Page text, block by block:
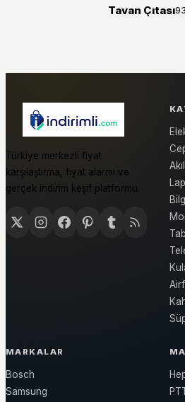
Tavan Çıtası
Türkiye merkezli fiyat
karşılaştırma, fiyat alarmı ve
gerçek indirim keşif platformu.
MARKALAR
Bosch
Samsung